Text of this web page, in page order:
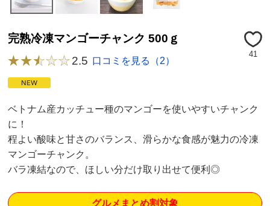
完熟冷凍マンゴーチャンク 500ｇ
41
2.5 口コミを見る（2）
ベトナム産カッチュー種のマンゴーを使いやすいチャンク
に！
程よい酸味と甘さのバランス、滑らかな食感が魅力の冷凍
マンゴーチャンク。
バラ凍結なので、ほしい分だけ取り出せて便利◎
グルメまとめ割対象